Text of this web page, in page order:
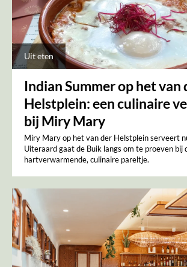
Uit eten
Indian Summer op het van
Helstplein: een culinaire
bij Miry Mary
Miry Mary op het van der Helstplein serveert
Uiteraard gaat de Buik langs om te proeven bij
hartverwarmende, culinaire pareltje.